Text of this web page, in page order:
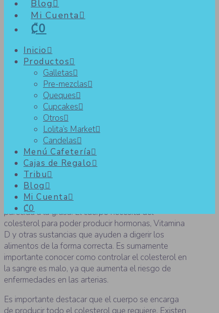
Blog
Mi Cuenta
₡0
Inicio
Productos
Galletas
Pre-mezclas
Queques
Cupcakes
Otros
Lolita’s Market
Candelas
Menú Cafetería
Cajas de Regalo
Tribu
Blog
Mi Cuenta
₡0
¿Cómo controlar el colesterol?
El colesterol es una sustancia cerosa y muy
parecida a la grasa. El cuerpo necesita del
colesterol para poder producir hormonas, Vitamina
D y otras sustancias que ayuden a digerir los
alimentos de la forma correcta. Es sumamente
importante conocer como controlar el colesterol en
la sangre es malo, ya que aumenta el riesgo de
enfermedades en las arterias.
Es importante destacar que el cuerpo se encarga